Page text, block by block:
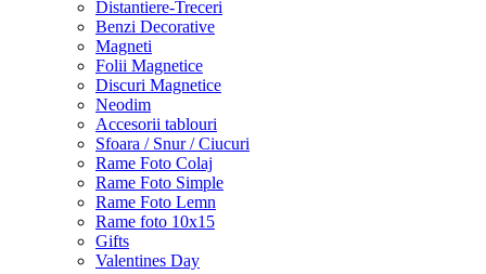
Distantiere-Treceri
Benzi Decorative
Magneti
Folii Magnetice
Discuri Magnetice
Neodim
Accesorii tablouri
Sfoara / Snur / Ciucuri
Rame Foto Colaj
Rame Foto Simple
Rame Foto Lemn
Rame foto 10x15
Gifts
Valentines Day